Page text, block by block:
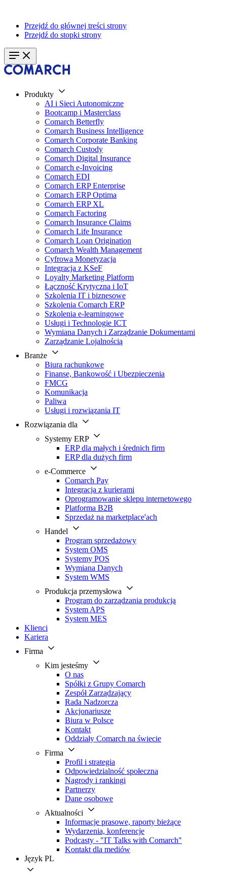
Przejdź do głównej treści strony
Przejdź do stopki strony
Produkty
AI i Sieci Autonomiczne
Bootcamp i Masterclass
Comarch Betterfly
Comarch Business Intelligence
Comarch Corporate Banking
Comarch Custody
Comarch Digital Insurance
Comarch e-Invoicing
Comarch EDI
Comarch ERP Enterprise
Comarch ERP Optima
Comarch ERP XL
Comarch Factoring
Comarch Insurance Claims
Comarch Life Insurance
Comarch Loan Origination
Comarch Wealth Management
Cyfrowa Monetyzacja
Integracja z KSeF
Loyalty Marketing Platform
Łączność Krytyczna i IoT
Szkolenia IT i biznesowe
Szkolenia Comarch ERP
Szkolenia e-learningowe
Usługi i Technologie ICT
Wymiana Danych i Zarządzanie Dokumentami
Zarządzanie Lojalnością
Branże
Biura rachunkowe
Finanse, Bankowość i Ubezpieczenia
FMCG
Komunikacja
Paliwa
Usługi i rozwiązania IT
Rozwiązania dla
Systemy ERP
ERP dla małych i średnich firm
ERP dla dużych firm
e-Commerce
Comarch Pay
Integracja z kurierami
Oprogramowanie sklepu internetowego
Platforma B2B
Sprzedaż na marketplace'ach
Handel
Program sprzedażowy
System OMS
Systemy POS
Wymiana Danych
System WMS
Produkcja przemysłowa
Program do zarządzania produkcją
System APS
System MES
Klienci
Kariera
Firma
Kim jesteśmy
O nas
Spółki z Grupy Comarch
Zespół Zarządzający
Rada Nadzorcza
Akcjonariusze
Biura w Polsce
Kontakt
Oddziały Comarch na świecie
Firma
Profil i strategia
Odpowiedzialność społeczna
Nagrody i rankingi
Partnerzy
Dane osobowe
Aktualności
Informacje prasowe, raporty bieżące
Wydarzenia, konferencje
Podcasty - "IT Talks with Comarch"
Kontakt dla mediów
Język PL